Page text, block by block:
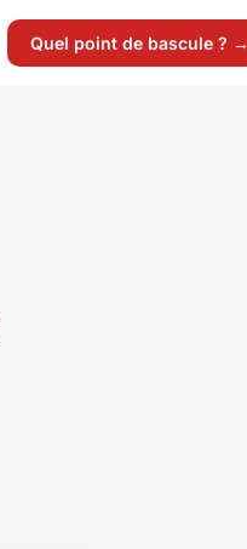
Quel point de bascule ? →